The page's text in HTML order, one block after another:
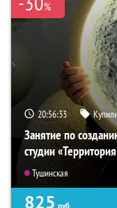
%
20:56:31
Занятие по
студии
Тушинская
825 руб.